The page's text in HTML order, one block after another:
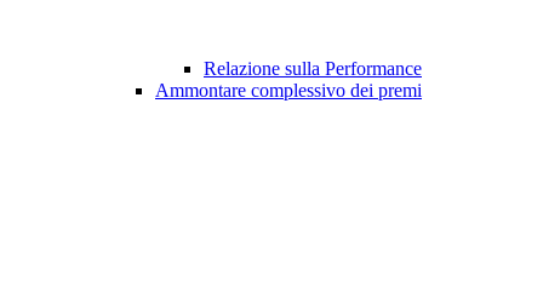
Relazione sulla Performance
Ammontare complessivo dei premi